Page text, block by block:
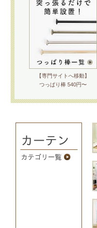
【専門サイトへ移動】
つっぱり棒 540円〜